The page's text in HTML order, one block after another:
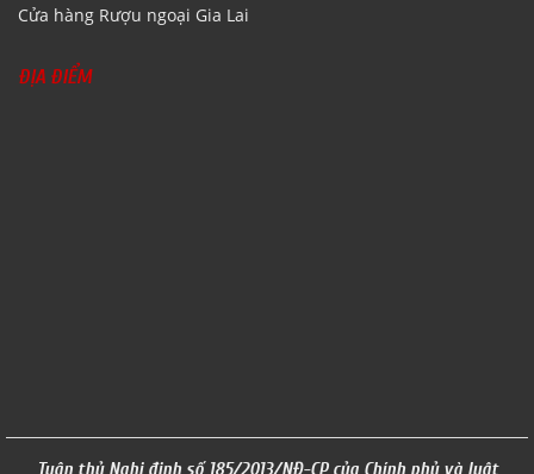
Cửa hàng Rượu ngoại Gia Lai
ĐỊA ĐIỂM
Tuân thủ Nghị định số 185/2013/NĐ-CP của Chính phủ và luật